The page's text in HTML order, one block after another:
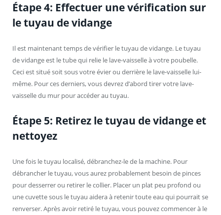
Étape 4: Effectuer une vérification sur
le tuyau de vidange
Il est maintenant temps de vérifier le tuyau de vidange. Le tuyau
de vidange est le tube qui relie le lave-vaisselle à votre poubelle.
Ceci est situé soit sous votre évier ou derrière le lave-vaisselle lui-
même. Pour ces derniers, vous devrez d’abord tirer votre lave-
vaisselle du mur pour accéder au tuyau.
Étape 5: Retirez le tuyau de vidange et
nettoyez
Une fois le tuyau localisé, débranchez-le de la machine. Pour
débrancher le tuyau, vous aurez probablement besoin de pinces
pour desserrer ou retirer le collier. Placer un plat peu profond ou
une cuvette sous le tuyau aidera à retenir toute eau qui pourrait se
renverser. Après avoir retiré le tuyau, vous pouvez commencer à le